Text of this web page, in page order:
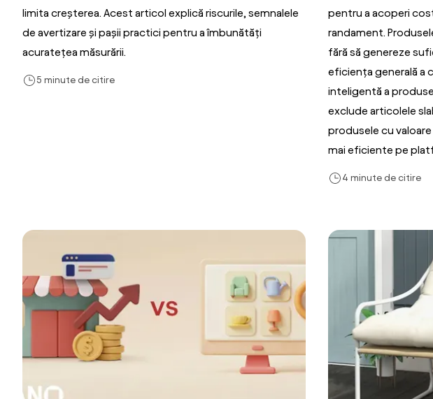
limita creșterea. Acest articol explică riscurile, semnalele
de avertizare și pașii practici pentru a îmbunătăți
acuratețea măsurării.
5 minute de citire
pentru a acoperi
randament.
fără să genereze
eficiența generală a
inteligentă a
exclude articolele
produsele cu
mai eficiente pe
4 minute de citire